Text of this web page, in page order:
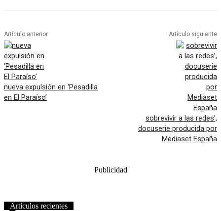
Artículo anterior
nueva expulsión en ‘Pesadilla
en El Paraíso’
Artículo siguiente
sobrevivir a las redes’,
docuserie producida por
Mediaset España
Publicidad
Artículos recientes